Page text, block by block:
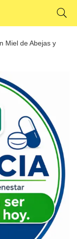
Miel de Abejas y